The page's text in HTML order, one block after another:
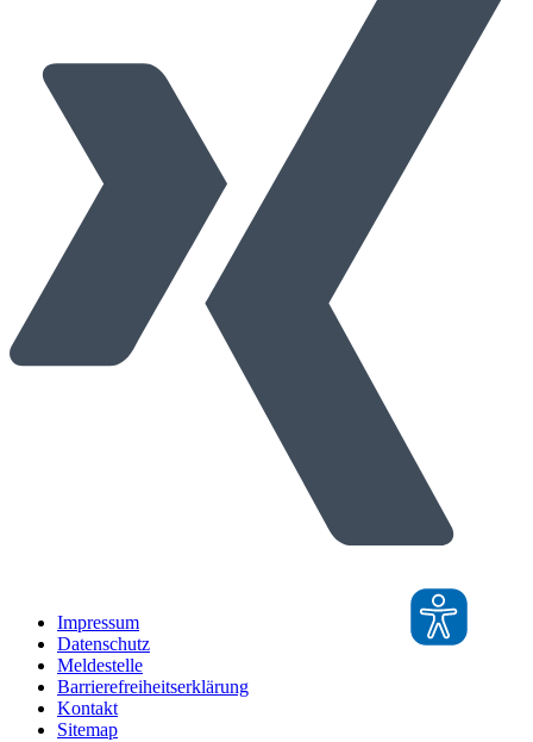
Impressum
Datenschutz
Meldestelle
Barrierefreiheitserklärung
Kontakt
Sitemap